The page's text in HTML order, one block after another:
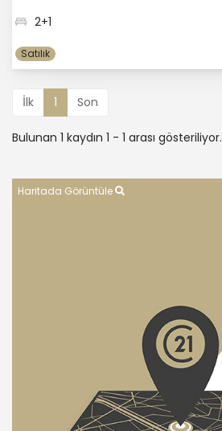
2+1
Satılık
İlk 1 Son
Bulunan 1 kaydın 1 - 1 arası gösteriliyor.
Haritada Görüntüle